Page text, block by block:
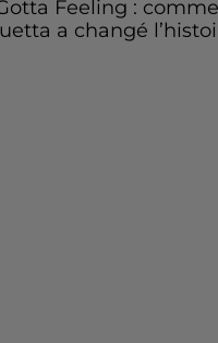
Feeling :
a changé